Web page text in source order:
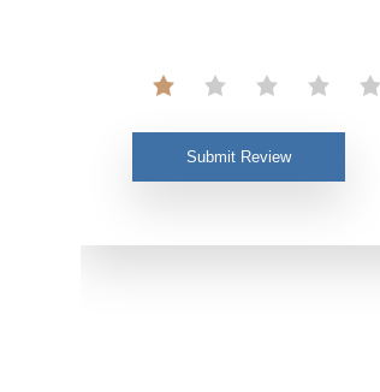
Submit Review